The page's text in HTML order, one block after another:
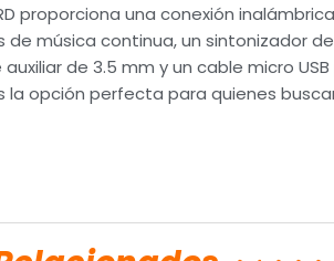
proporciona una conexión
música continua, un sintonizador
de 3.5 mm y un cable micro
opción perfecta para quienes